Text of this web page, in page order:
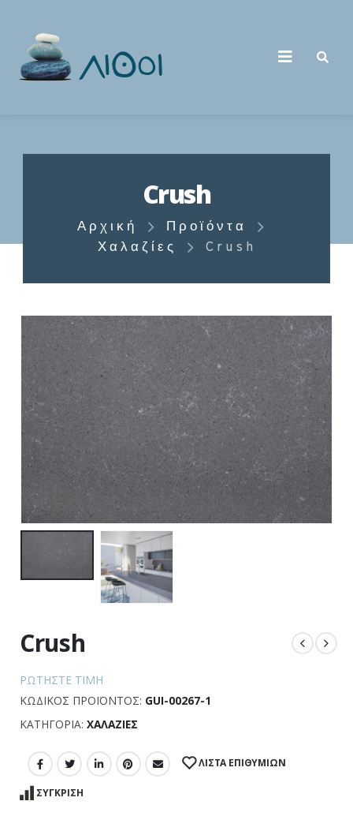
Crush
Αρχική
Προϊόντα
Χαλαζίες
Crush
Crush
ΡΩΤΉΣΤΕ ΤΙΜΉ
ΚΩΔΙΚΌΣ ΠΡΟΪΌΝΤΟΣ: GUI-00267-1
ΚΑΤΗΓΟΡΊΑ: ΧΑΛΑΖΊΕΣ
ΛΊΣΤΑ ΕΠΙΘΥΜΙΏΝ
ΣΎΓΚΡΙΣΗ